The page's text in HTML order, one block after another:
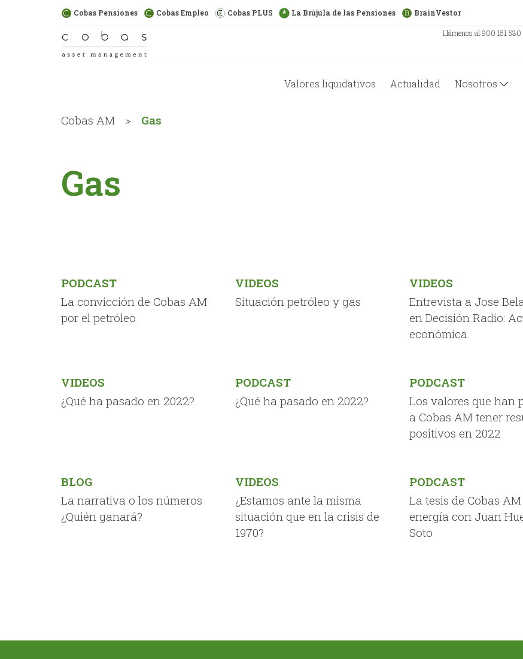
Cobas Pensiones Cobas Empleo Cobas PLUS La Brújula de las Pensiones BrainVestor
Llámenos al 900 151 530
Valores liquidativos Actualidad Nosotros
Cobas AM > Gas
Gas
PODCAST
La convicción de Cobas AM
por el petróleo
VIDEOS
Situación petróleo y gas
VIDEOS
Entrevista a Jose
en Decisión Radio:
económica
VIDEOS
¿Qué ha pasado en 2022?
PODCAST
¿Qué ha pasado en 2022?
PODCAST
Los valores que han
a Cobas AM tener
positivos en 2022
BLOG
La narrativa o los números
¿Quién ganará?
VIDEOS
¿Estamos ante la misma
situación que en la crisis de
1970?
PODCAST
La tesis de Cobas
energía con Juan
Soto